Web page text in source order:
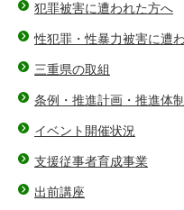
犯罪被害に遭われた方へ
性犯罪・性暴力被害に遭
三重県の取組
条例・推進計画・推進体制
イベント開催状況
支援従事者育成事業
出前講座